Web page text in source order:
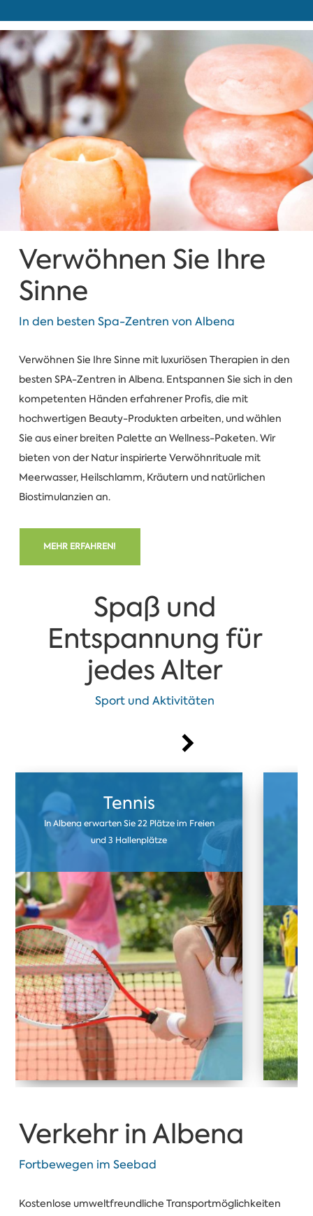
Verwöhnen Sie Ihre
Sinne
In den besten Spa-Zentren von Albena
Verwöhnen Sie Ihre Sinne mit luxuriösen Therapien in den
besten SPA-Zentren in Albena. Entspannen Sie sich in den
kompetenten Händen erfahrener Profis, die mit
hochwertigen Beauty-Produkten arbeiten, und wählen
Sie aus einer breiten Palette an Wellness-Paketen. Wir
bieten von der Natur inspirierte Verwöhnrituale mit
Meerwasser, Heilschlamm, Kräutern und natürlichen
Biostimulanzien an.
MEHR ERFAHREN!
Spaß und
Entspannung für
jedes Alter
Sport und Aktivitäten
Tennis
In Albena erwarten Sie 22 Plätze im Freien
und 3 Hallenplätze
Verkehr in Albena
Fortbewegen im Seebad
Kostenlose umweltfreundliche Transportmöglichkeiten